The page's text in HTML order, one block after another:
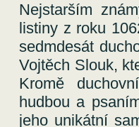
Nejstarším
listiny z roku
sedmdesát
Vojtěch Slouk,
Kromě
hudbou a
jeho unikátní